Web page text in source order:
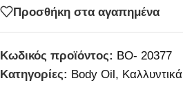
Προσθήκη στα αγαπημένα
Κωδικός προϊόντος: BO- 20377
Κατηγορίες: Body Oil, Καλλυντικά